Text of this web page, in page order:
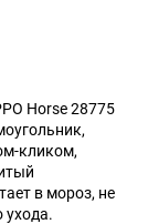
Horse 28775
кликом,
в мороз, не
ухода.